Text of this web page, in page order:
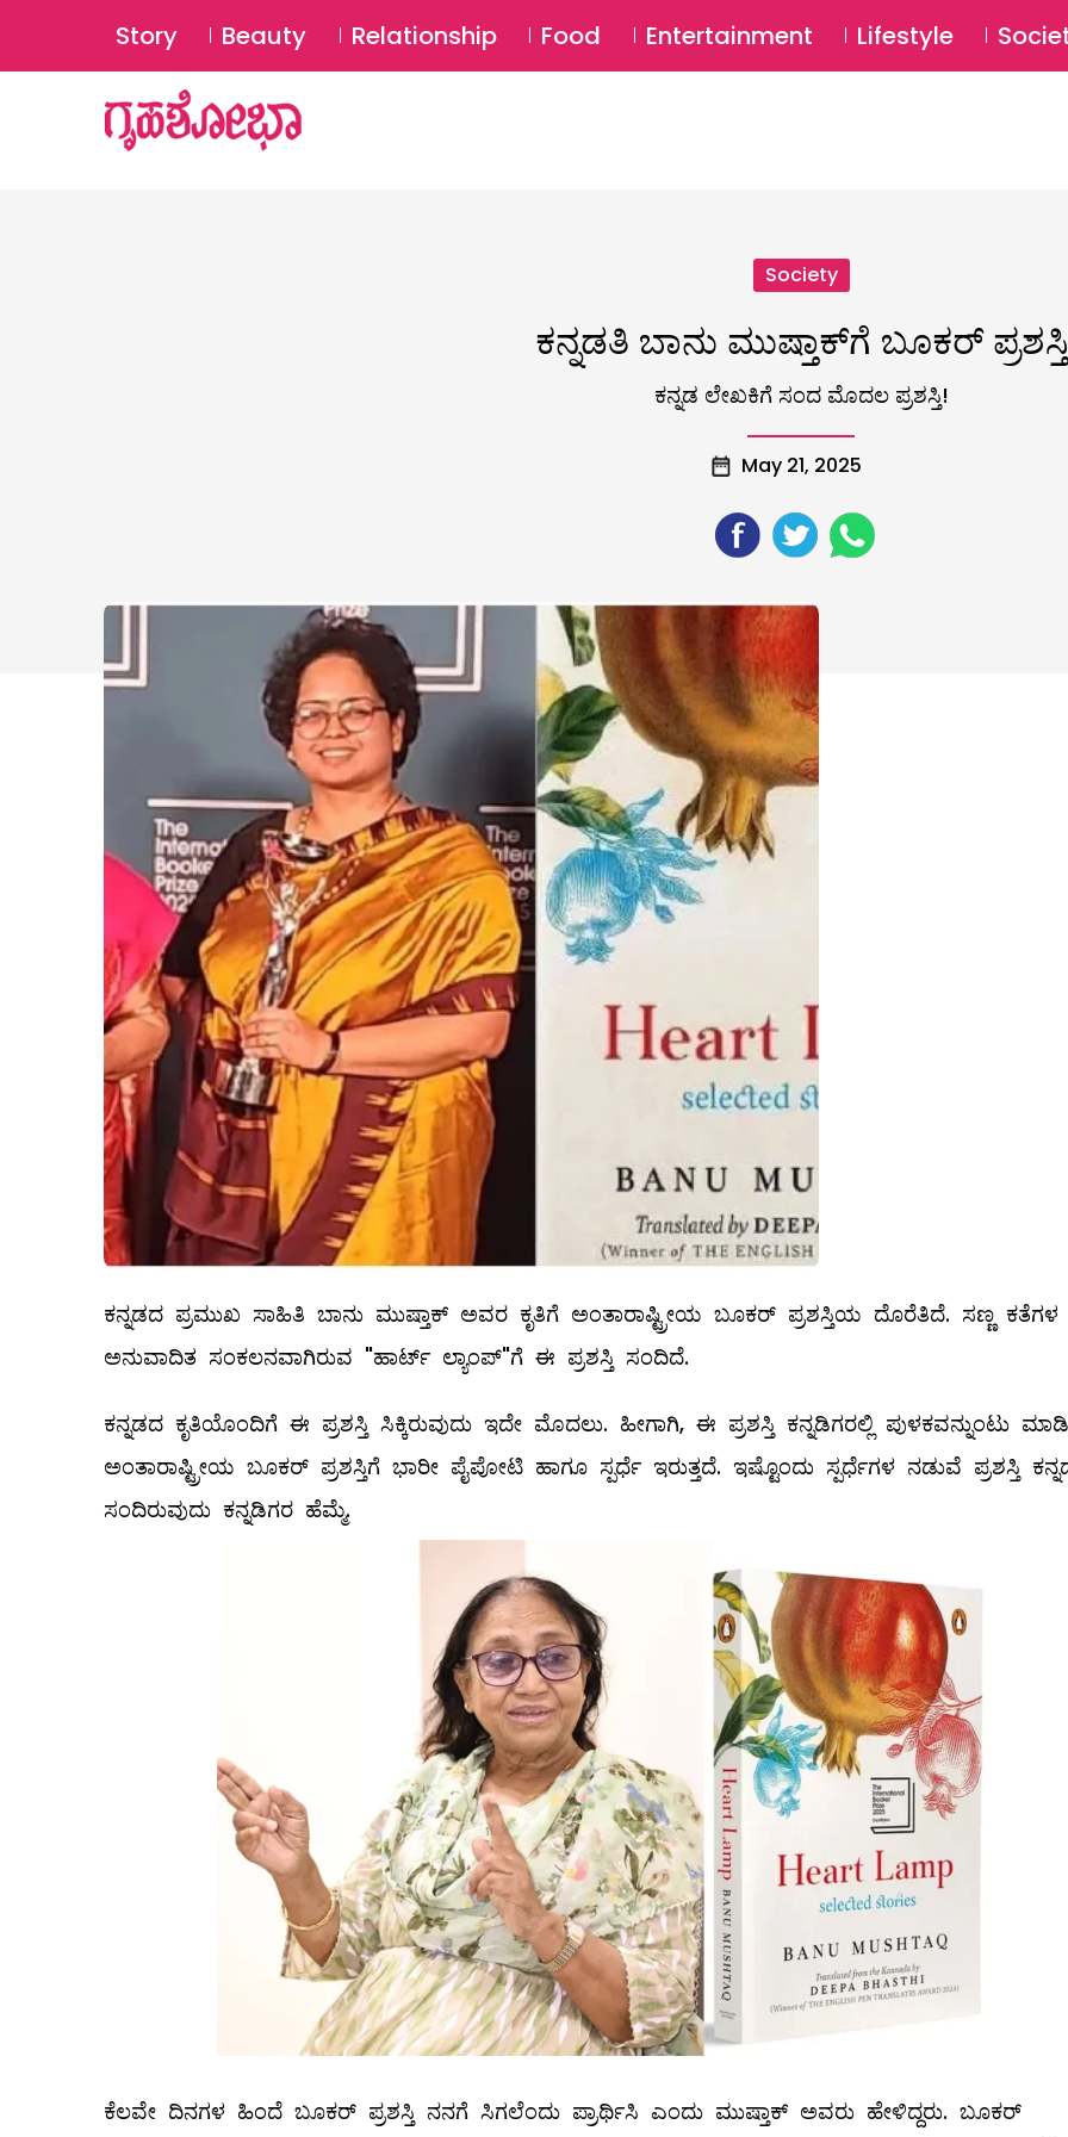
Story Beauty Relationship Food Entertainment Lifestyle
Society
ಕನ್ನಡತಿ ಬಾನು ಮುಷ್ತಾಕ್‌ಗೆ ಬೂಕರ್ ಪ್ರಶಸ್ತಿ
ಕನ್ನಡ ಲೇಖಕಿಗೆ ಸಂದ ಮೊದಲ ಪ್ರಶಸ್ತಿ!
May 21, 2025
ಕನ್ನಡದ ಪ್ರಮುಖ ಸಾಹಿತಿ ಬಾನು ಮುಷ್ತಾಕ್ ಅವರ ಕೃತಿಗೆ ಅಂತಾರಾಷ್ಟ್ರೀಯ ಬೂಕರ್ ಪ್ರಶಸ್ತಿಯ ದೊರೆತಿದೆ. ಸಣ್ಣ ಕತೆಗಳ
ಅನುವಾದಿತ ಸಂಕಲನವಾಗಿರುವ "ಹಾರ್ಟ್‌ ಲ್ಯಾಂಪ್"ಗೆ ಈ ಪ್ರಶಸ್ತಿ ಸಂದಿದೆ.
ಕನ್ನಡದ ಕೃತಿಯೊಂದಿಗೆ ಈ ಪ್ರಶಸ್ತಿ ಸಿಕ್ಕಿರುವುದು ಇದೇ ಮೊದಲು. ಹೀಗಾಗಿ, ಈ ಪ್ರಶಸ್ತಿ ಕನ್ನಡಿಗರಲ್ಲಿ ಪುಳಕವನ್ನುಂಟು
ಅಂತಾರಾಷ್ಟ್ರೀಯ ಬೂಕರ್ ಪ್ರಶಸ್ತಿಗೆ ಭಾರೀ ಪೈಪೋಟಿ ಹಾಗೂ ಸ್ಪರ್ಧೆ ಇರುತ್ತದೆ. ಇಷ್ಟೊಂದು ಸ್ಪರ್ಧೆಗಳ ನಡುವೆ ಪ್ರಶಸ್ತಿ
ಸಂದಿರುವುದು ಕನ್ನಡಿಗರ ಹೆಮ್ಮೆ.
ಕೆಲವೇ ದಿನಗಳ ಹಿಂದೆ ಬೂಕರ್ ಪ್ರಶಸ್ತಿ ನನಗೆ ಸಿಗಲೆಂದು ಪ್ರಾರ್ಥಿಸಿ ಎಂದು ಮುಷ್ತಾಕ್ ಅವರು ಹೇಳಿದ್ದರು. ಬೂಕರ್‌